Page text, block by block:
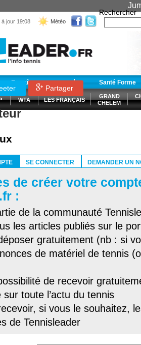
à jour 19:08 Météo
Rechercher
Entraînement Santé Forme
WTA LES FRANÇAIS
GRAND
CHELEM
Partager
SE CONNECTER DEMANDER UN
de créer votre
:
de la communauté
les articles publiés sur le
gratuitement (nb : si
de matériel de tennis
de recevoir
sur toute l’actu du tennis
si vous le souhaitez,
de Tennisleader